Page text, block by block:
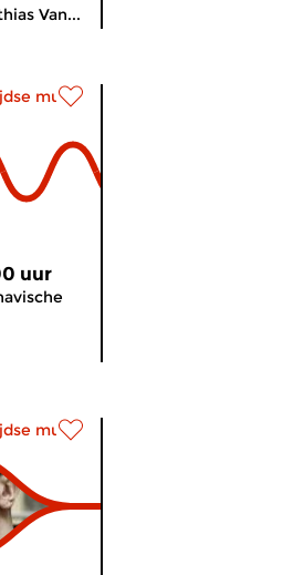
Van...
muziek
uur
muziek